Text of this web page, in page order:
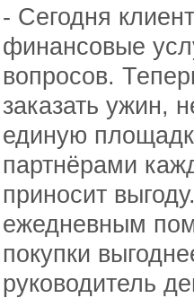
- Сегодня
финансовые
вопросов.
заказать ужин,
единую
партнёрами
приносит
ежедневным
покупки
руководитель